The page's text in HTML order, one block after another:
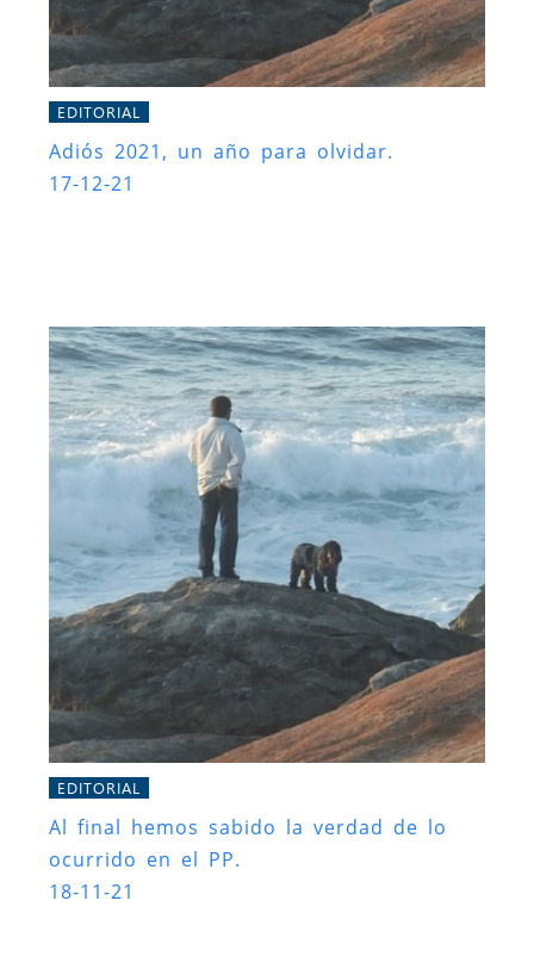
EDITORIAL
Adiós 2021, un año para olvidar.
17-12-21
EDITORIAL
Al final hemos sabido la verdad de lo
ocurrido en el PP.
18-11-21